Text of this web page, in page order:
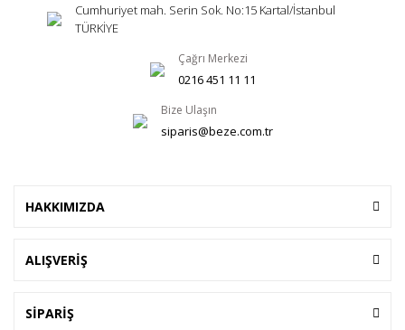
Cumhuriyet mah. Serin Sok. No:15 Kartal/İstanbul
TÜRKİYE
Çağrı Merkezi
0216 451 11 11
Bize Ulaşın
siparis@beze.com.tr
HAKKIMIZDA
ALIŞVERİŞ
SİPARİŞ